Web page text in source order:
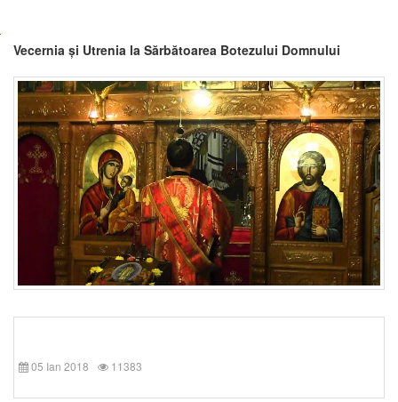
Vecernia și Utrenia la Sărbătoarea Botezului Domnului
05 Ian 2018 11383